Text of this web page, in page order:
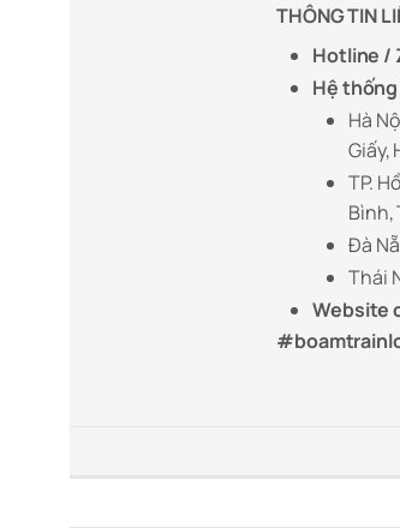
THÔNG TIN
Hotline /
Hệ
Hà
Giấy,
TP.
Bình,
Đà
Thái
Website